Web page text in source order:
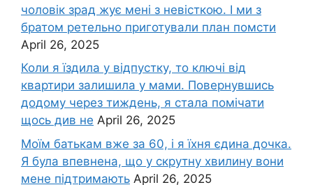
чоловік зpад жує мені з невісткою. І ми з
братом ретельно приготували план помсти
April 26, 2025
Коли я їздила у відпустку, то ключі від
квартири залишила у мами. Повернувшись
додому через тиждень, я стала помічати
щось див не April 26, 2025
Моїм батькам вже за 60, і я їхня єдина дочка.
Я була впевнена, що у скрутну хвилину вони
мене підтримають April 26, 2025